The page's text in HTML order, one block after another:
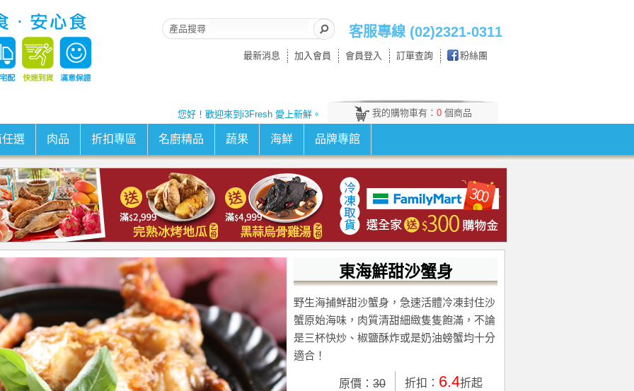
客服專線 (02)2321-0311
產品搜尋
最新消息 加入會員 會員登入 訂單查詢 粉絲團
您好！歡迎來到i3Fresh 愛上新鮮。 我的購物車有： 0 個商品
選 肉品 折扣專區 名廚精品 蔬果 海鮮 品牌專館
東海鮮甜沙蟹身
野生海捕鮮甜沙蟹身，急速活體冷凍封住沙
蟹原始海味，肉質清甜細緻隻隻飽滿，不論
是三杯快炒、椒鹽酥炸或是奶油螃蟹均十分
適合！
原價： 30 折扣： 6.4折起